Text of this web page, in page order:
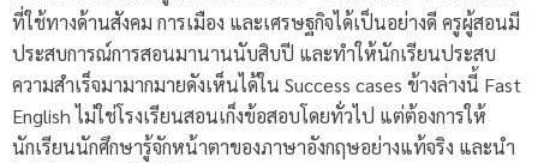
ที่ใช้ทางด้านสังคม การเมือง และเศรษฐกิจได้เป็นอย่างดี ครูผู้สอนมี
ประสบการณ์การสอนมานานนับสิบปี และทำให้นักเรียนประสบ
ความสำเร็จมามากมายดังเห็นได้ใน Success cases ข้างล่างนี้ Fast
English ไม่ใช่โรงเรียนสอนเก็งข้อสอบโดยทั่วไป แต่ต้องการให้
นักเรียนนักศึกษารู้จักหน้าตาของภาษาอังกฤษอย่างแท้จริง และนำ